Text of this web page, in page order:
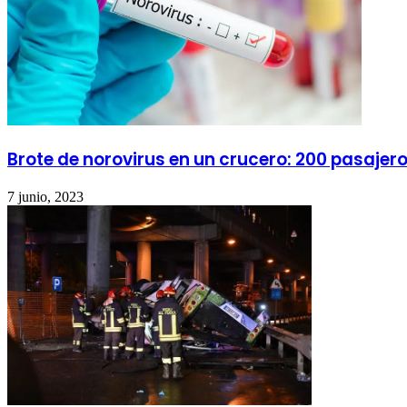
Brote de norovirus en un crucero: 200
7 junio, 2023